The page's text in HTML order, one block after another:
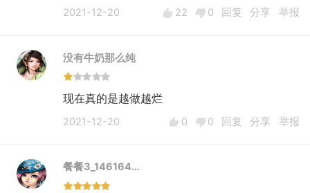
2021-12-20 22 0 回复 分享 举报
没有牛奶那么纯
现在真的是越做越烂
2021-12-20 0 0 回复 分享 举报
餐餐3_146164…